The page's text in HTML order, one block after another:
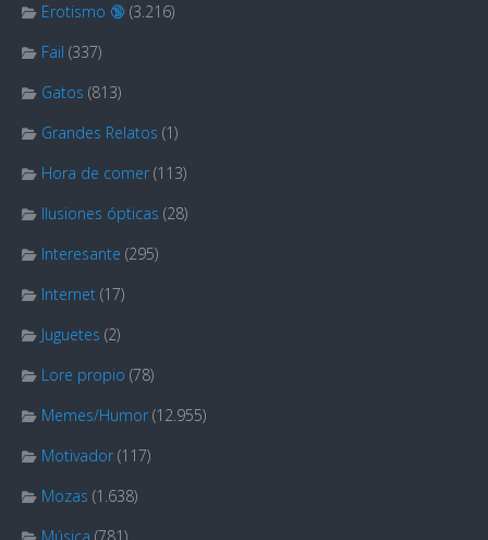
Erotismo 🔞 (3.216)
Fail (337)
Gatos (813)
Grandes Relatos (1)
Hora de comer (113)
Ilusiones ópticas (28)
Interesante (295)
Internet (17)
Juguetes (2)
Lore propio (78)
Memes/Humor (12.955)
Motivador (117)
Mozas (1.638)